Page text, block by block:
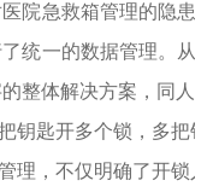
院急救箱管理的隐患
统一的数据管理。从
整体解决方案，同人
钥匙开多个锁，多把
理，不仅明确了开锁